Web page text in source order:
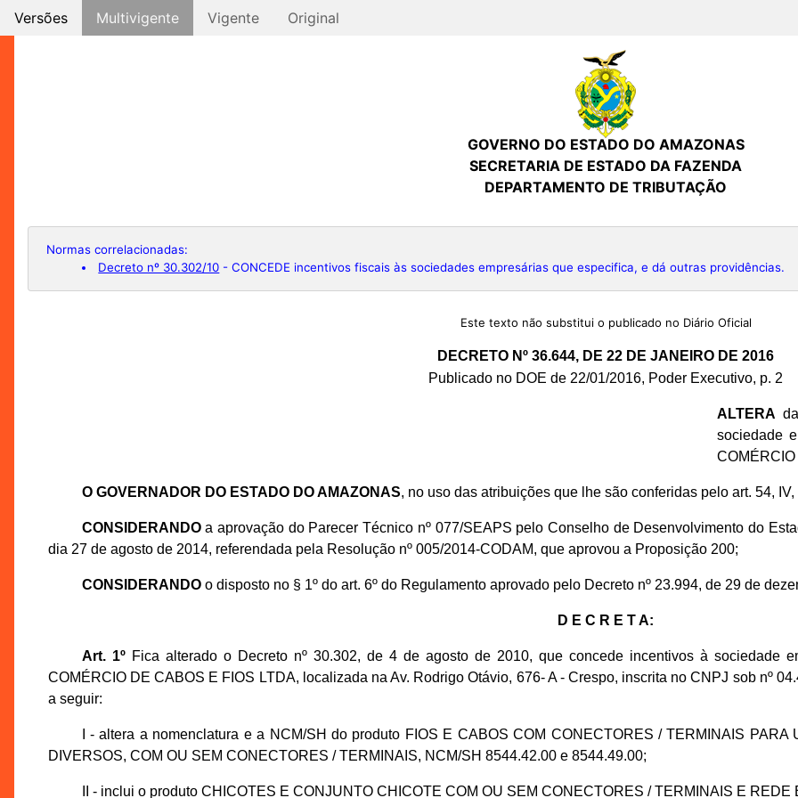
Versões Multivigente Vigente Original
GOVERNO DO ESTADO DO AMAZONAS
SECRETARIA DE ESTADO DA FAZENDA
DEPARTAMENTO DE TRIBUTAÇÃO
Normas correlacionadas:
Decreto nº 30.302/10 - CONCEDE incentivos fiscais às sociedades empresárias que especifica, e dá outras providências.
Este texto não substitui o publicado no Diário Oficial
DECRETO Nº 36.644, DE 22 DE JANEIRO DE 2016
Publicado no DOE de 22/01/2016, Poder Executivo, p. 2
ALTERA
sociedade
O GOVERNADOR DO ESTADO DO AMAZONAS, no uso das atribuições que lhe são conferidas pelo art. 54,
CONSIDERANDOa aprovação do Parecer Técnico nº 077/SEAPS pelo Conselho de Desenvolvimento do
dia 27 de agosto de 2014, referendada pela Resolução nº 005/2014-CODAM, que aprovou a Proposição 200;
CONSIDERANDOo disposto no § 1º do art. 6º do Regulamento aprovado pelo Decreto nº 23.994, de 29 de
D E C R E T A:
Art. 1ºFica alterado o Decreto nº 30.302, de 4 de agosto de 2010, que concede incentivos à sociedade
COMÉRCIO DE CABOS E FIOS LTDA, localizada na Av. Rodrigo Otávio, 676- A - Crespo, inscrita no CNPJ sob nº
a seguir:
I - altera a nomenclatura e a NCM/SH do produto FIOS E CABOS COM CONECTORES / TERMINAIS
DIVERSOS, COM OU SEM CONECTORES / TERMINAIS, NCM/SH 8544.42.00 e 8544.49.00;
II - inclui o produto CHICOTES E CONJUNTO CHICOTE COM OU SEM CONECTORES / TERMINAIS E